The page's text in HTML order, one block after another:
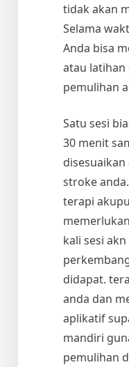
tidak akan
Selama
Anda bisa
atau latihan
pemulihan
Satu sesi
30 menit
stroke
terapi
kali sesi
didapat.
anda dan
aplikatif
mandiri
pemulihan